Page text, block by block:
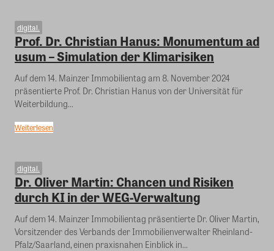
digital.
Prof. Dr. Christian Hanus: Monumentum ad
usum – Simulation der Klimarisiken
Auf dem 14. Mainzer Immobilientag am 8. November 2024
präsentierte Prof. Dr. Christian Hanus von der Universität für
Weiterbildung...
Weiterlesen
digital.
Dr. Oliver Martin: Chancen und Risiken
durch KI in der WEG-Verwaltung
Auf dem 14. Mainzer Immobilientag präsentierte Dr. Oliver Martin,
Vorsitzender des Verbands der Immobilienverwalter Rheinland-
Pfalz/Saarland, einen praxisnahen Einblick in...